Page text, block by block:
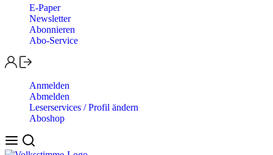
E-Paper
Newsletter
Abonnieren
Abo-Service
Anmelden
Abmelden
Leserservices / Profil ändern
Aboshop